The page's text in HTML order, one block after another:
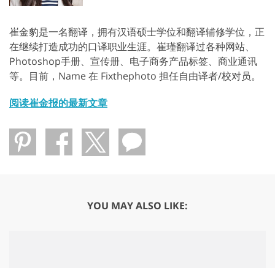
崔金豹是一名翻译，拥有汉语硕士学位和翻译辅修学位，正
在继续打造成功的口译职业生涯。崔瑾翻译过各种网站、
Photoshop手册、宣传册、电子商务产品标签、商业通讯
等。目前，Name 在 Fixthephoto 担任自由译者/校对员。
阅读崔金报的最新文章
YOU MAY ALSO LIKE: